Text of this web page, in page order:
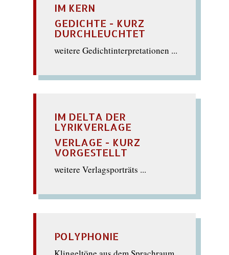
IM KERN
GEDICHTE - KURZ
DURCHLEUCHTET
weitere Gedichtinterpretationen ...
IM DELTA DER
LYRIKVERLAGE
VERLAGE - KURZ
VORGESTELLT
weitere Verlagsporträts ...
POLYPHONIE